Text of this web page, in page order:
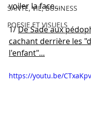
SANTE, VIE, BUSINESS
POESIE ET VISUELS
voiler la face...
1/ De Sade aux
cachant derrière les
l'enfant"...
https://youtu.be/